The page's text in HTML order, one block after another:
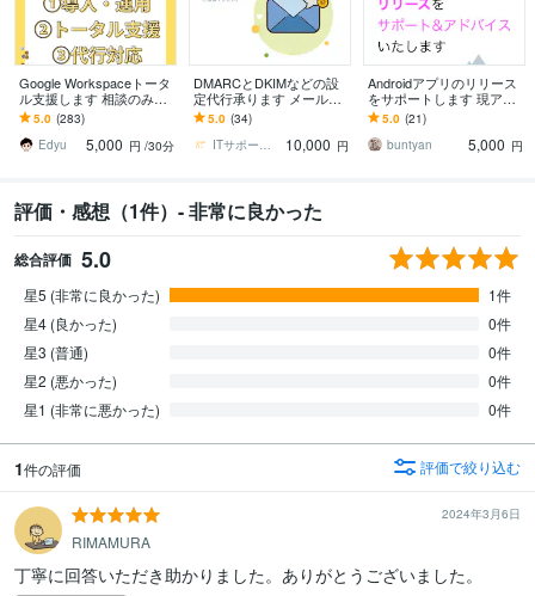
Google Workspaceトータ
ル支援します 相談のみ・
全部お任せでもOK！現役
管理者がしっかりサポー
ト！
5.0 (283)
Edyu
5,000 円 /30分
DMARCとDKIMなどの設
定代行承ります メールア
ドレスをコストを抑えて
運用したい方のお役に立
ちます
5.0 (34)
ITサポーターKUMA222
10,000 円
Androidアプリのリリース
をサポートします 現アプ
リ開発者がリリースまで
サポート&アドバイス致し
ます
5.0 (21)
buntyan
5,000 円
評価・感想（1件）- 非常に良かった
総合評価 5.0
星5 (非常に良かった)
1件
星4 (良かった)
0件
星3 (普通)
0件
星2 (悪かった)
0件
星1 (非常に悪かった)
0件
1件の評価 評価で絞り込む
2024年3月6日
RIMAMURA
丁寧に回答いただき助かりました。ありがとうございました。